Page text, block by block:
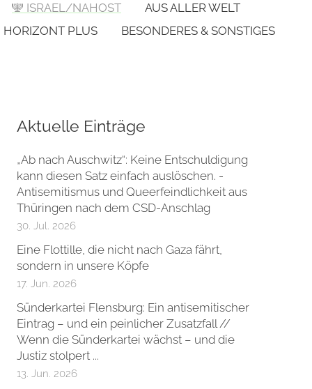
🕎 ISRAEL/NAHOST
AUS ALLER WELT
HORIZONT PLUS
BESONDERES & SONSTIGES
Aktuelle Einträge
„Ab nach Auschwitz“: Keine Entschuldigung
kann diesen Satz einfach auslöschen. -
Antisemitismus und Queerfeindlichkeit aus
Thüringen nach dem CSD-Anschlag
30. Jul. 2026
Eine Flottille, die nicht nach Gaza fährt,
sondern in unsere Köpfe
17. Jun. 2026
Sünderkartei Flensburg: Ein antisemitischer
Eintrag – und ein peinlicher Zusatzfall //
Wenn die Sünderkartei wächst – und die
Justiz stolpert ...
13. Jun. 2026